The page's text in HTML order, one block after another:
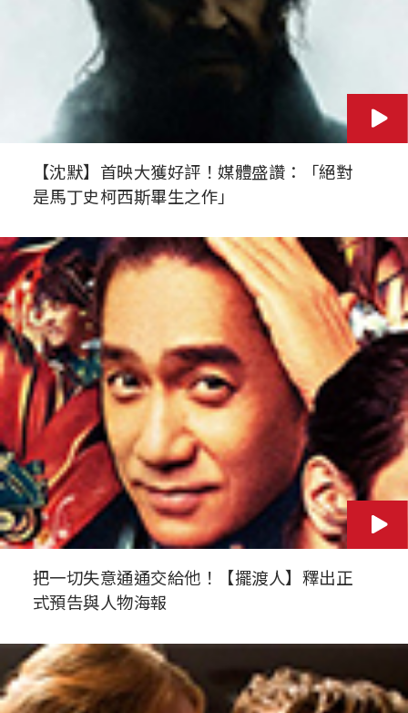
【沈默】首映大獲好評！媒體盛讚：「絕對
是馬丁史柯西斯畢生之作」
把一切失意通通交給他！【擺渡人】釋出正
式預告與人物海報